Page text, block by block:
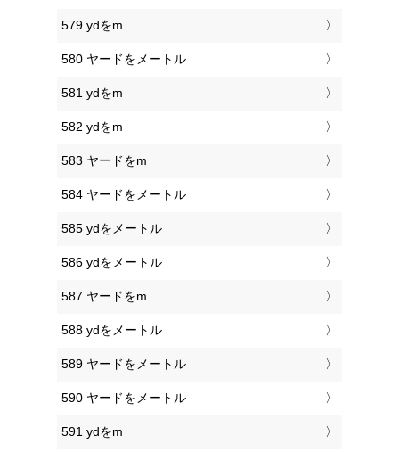
579 ydをm
580 ヤードをメートル
581 ydをm
582 ydをm
583 ヤードをm
584 ヤードをメートル
585 ydをメートル
586 ydをメートル
587 ヤードをm
588 ydをメートル
589 ヤードをメートル
590 ヤードをメートル
591 ydをm